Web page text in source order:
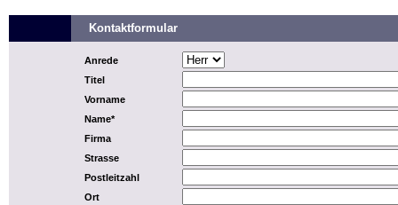
Kontaktformular
Anrede
Titel
Vorname
Name*
Firma
Strasse
Postleitzahl
Ort